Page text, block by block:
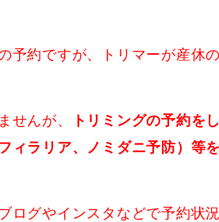
予約ですが、トリマーが産休
せんが、
トリミングの予約を
ィラリア、ノミダニ予防）等
ログやインスタなどで予約状